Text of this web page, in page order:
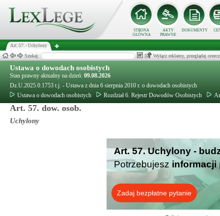
STRONA
GŁÓWNA
AKTY
PRAWNE
DOKUMENTY
Art. 57. - Uchylony
Szukaj: Wyłącz reklamy, przeglądaj
Ustawa o dowodach osobistych
Stan prawny aktualny na dzień: 09.08.2026
Dz.U.2025.0.1753 t.j. - Ustawa z dnia 6 sierpnia 2010 r. o dowodach osobistych
Ustawa o dowodach osobistych
Rozdział 6. Rejestr Dowodów Osobistych
Art. 57. dow. osob.
Uchylony
Art. 57. Uchylony -
Potrzebujesz informacji
Zadaj bezpłatne pytanie